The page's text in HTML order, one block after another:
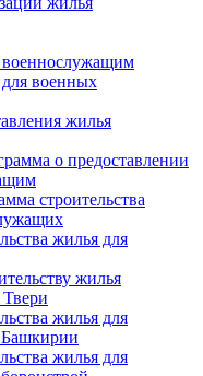
военных
жилья
о предоставлении
строительства
жилья для
жилья
жилья для
жилья для